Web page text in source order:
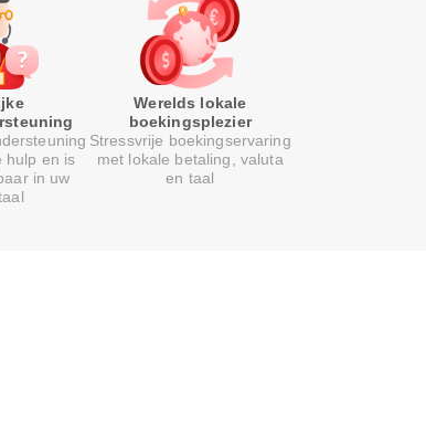
hulp en is
in uw
Werelds lokale
boekingsplezier
Stressvrije boekingservaring
met lokale betaling, valuta
en taal